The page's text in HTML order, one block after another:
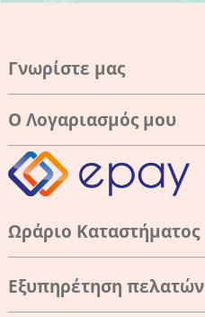
Γνωρίστε μας
Ο Λογαριασμός μου
Ωράριο Καταστήματος
Εξυπηρέτηση πελατών